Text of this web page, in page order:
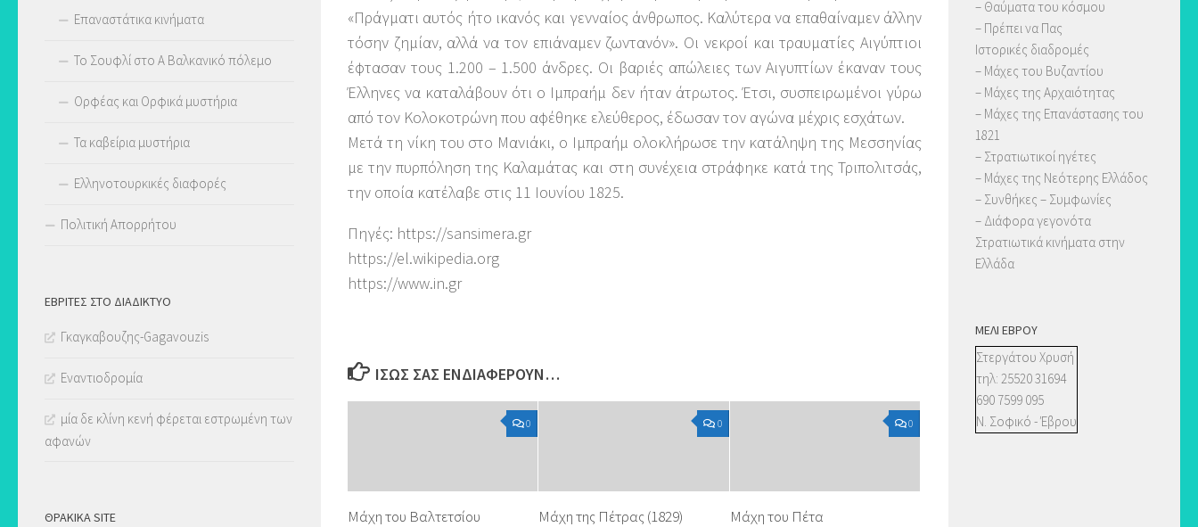
«Πράγματι αυτός ήτο ικανός και γενναίος άνθρωπος. Καλύτερα να επαθαίναμεν άλλην
τόσην ζημίαν, αλλά να τον επιάναμεν ζωντανόν». Οι νεκροί και τραυματίες Αιγύπτιοι
έφτασαν τους 1.200 – 1.500 άνδρες. Οι βαριές απώλειες των Αιγυπτίων έκαναν τους
Έλληνες να καταλάβουν ότι ο Ιμπραήμ δεν ήταν άτρωτος. Έτσι, συσπειρωμένοι γύρω
από τον Κολοκοτρώνη που αφέθηκε ελεύθερος, έδωσαν τον αγώνα μέχρις εσχάτων.
Μετά τη νίκη του στο Μανιάκι, ο Ιμπραήμ ολοκλήρωσε την κατάληψη της Μεσσηνίας
με την πυρπόληση της Καλαμάτας και στη συνέχεια στράφηκε κατά της Τριπολιτσάς,
την οποία κατέλαβε στις 11 Ιουνίου 1825.
Πηγές: https://sansimera.gr
https://el.wikipedia.org
https://www.in.gr
ΊΣΩΣ ΣΑΣ ΕΝΔΙΑΦΈΡΟΥΝ…
0
Μάχη του Βαλτετσίου
0
Μάχη της Πέτρας (1829)
0
Μάχη του Πέτα
Επαναστάτικα κινήματα
Το Σουφλί στο Α Βαλκανικό πόλεμο
Ορφέας και Ορφικά μυστήρια
Τα καβείρια μυστήρια
Ελληνοτουρκικές διαφορές
Πολιτική Απορρήτου
ΕΒΡΊΤΕΣ ΣΤΟ ΔΙΑΔΊΚΤΥΟ
Γκαγκαβουζης-Gagavouzis
Εναντιοδρομία
μία δε κλίνη κενή φέρεται εστρωμένη των
αφανών
ΘΡΑΚΙΚΑ SITE
– Θαύματα του κόσμου
– Πρέπει να Πας
Ιστορικές διαδρομές
– Μάχες του Βυζαντίου
– Μάχες της Αρχαιότητας
– Μάχες της Επανάστασης του
1821
– Στρατιωτικοί ηγέτες
– Μάχες της Νεότερης Ελλάδος
– Συνθήκες – Συμφωνίες
– Διάφορα γεγονότα
Στρατιωτικά κινήματα στην
Ελλάδα
ΜΈΛΙ ΈΒΡΟΥ
Στεργάτου Χρυσή
τηλ: 25520 31694
690 7599 095
Ν. Σοφικό - Έβρου